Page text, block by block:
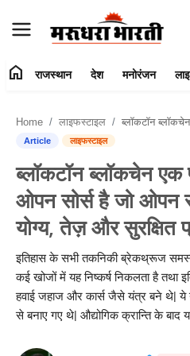
संपर्क करें
राजस्थान
देश
मनोरंजन
लाइफस्टाइल
home राजस्थान देश मनोरंजन
Home लाइफस्टाइल ब्लॉकटॉन ब्लॉकचेन एक फास्ट, हाय थ्रूपूट
Article लाइफस्टाइल
ब्लॉकटॉन ब्लॉकचेन
ओपन सोर्स है जो ओपन
योग्य, तेज़ और सुरक्षित
इतिहास के सभी तकनिकी ब्रेकथ्रूज
कई खोजों में यह निष्कर्ष निकलता है तथा
हवाई जहाज और कार्स जैसे यंत्र बने थे| ये यंत
से बनाए गए थे| औद्योगिक क्रान्ति के बाद